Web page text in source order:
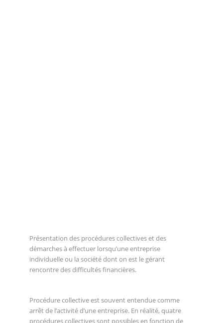
Présentation des procédures collectives et des
démarches à effectuer lorsqu’une entreprise
individuelle ou la société dont on est le gérant
rencontre des difficultés financières.
Procédure collective est souvent entendue comme
arrêt de l’activité d’une entreprise. En réalité, quatre
procédures collectives sont possibles en fonction de